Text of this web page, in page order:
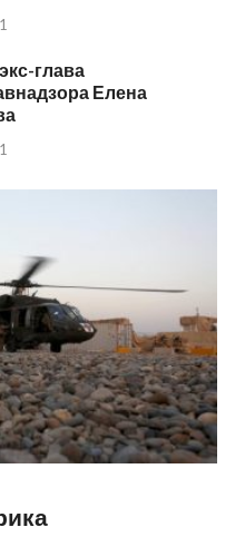
глава
Елена